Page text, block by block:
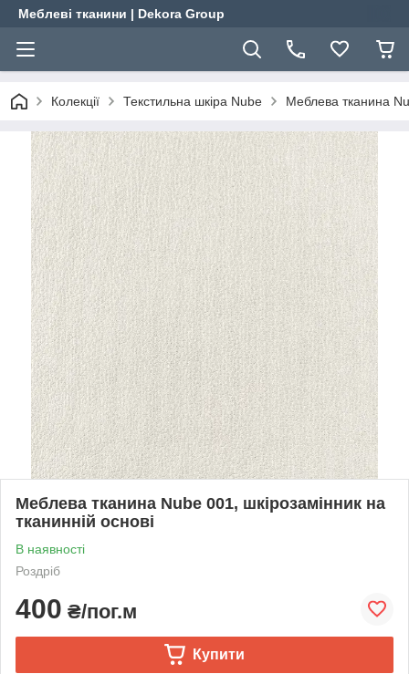
Меблеві тканини | Dekora Group
Колекції Текстильна шкіра Nube Меблева тканина
Меблева тканина Nube 001, шкірозамінник на
тканинній основі
В наявності
Роздріб
400 ₴/пог.м
Купити